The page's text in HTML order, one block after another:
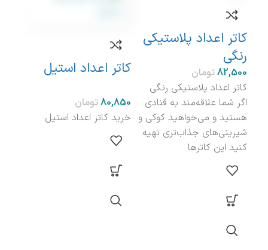
کاتر اعداد پلاستیکی
رنگی
تومان
کاتر اعداد پلاستیکی رنگی
اگر شما علاقه‌مند به قنادی
هستید و می‌خواهید کوکی و
شیرینی‌های جذاب‌تری تهیه
کنید این کاترها
کاتر اعداد استیل
تومان
خرید کاتر اعداد استیل